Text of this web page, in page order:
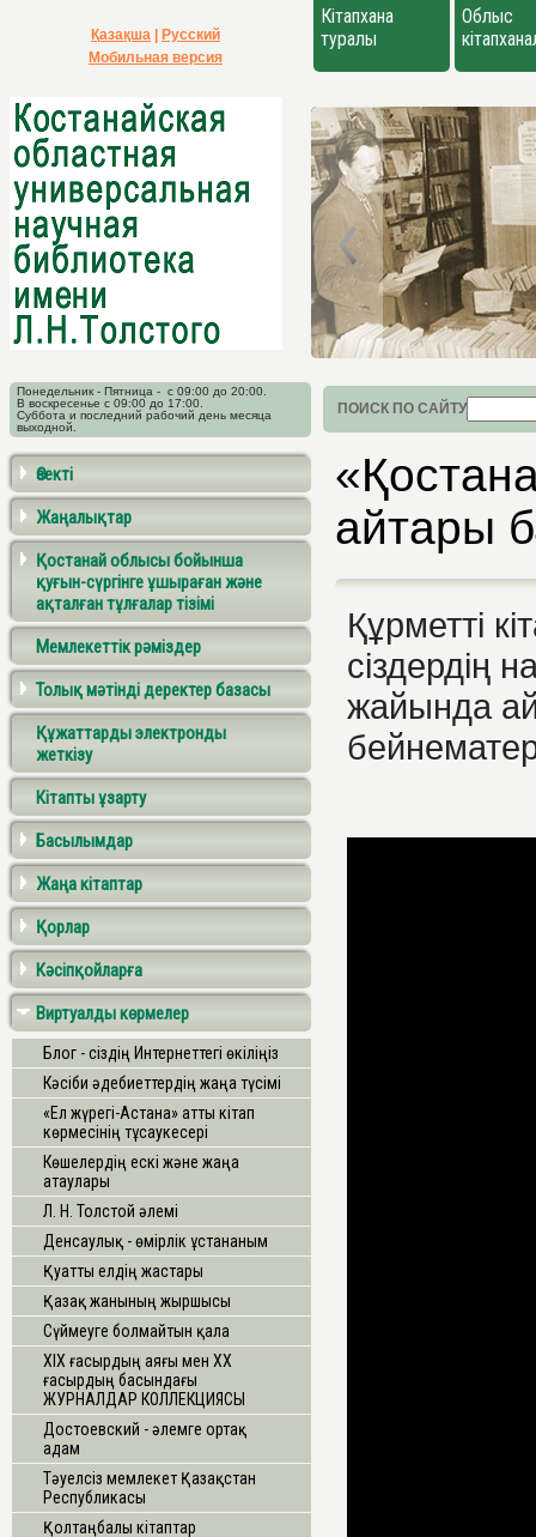
Қазақша
Русский
Мобильная версия
Кітапхана
туралы
Облыс
Понедельник - Пятница - с 09:00 до 20:00.
В воскресенье с 09:00 до 17:00.
Суббота и последний рабочий день месяца
выходной.
ПОИСК ПО САЙТУ
Өзекті
Жаңалықтар
Қостанай облысы бойынша
қуғын-сүргінге ұшыраған және
ақталған тұлғалар тізімі
Мемлекеттік рәміздер
Толық мәтінді деректер базасы
Құжаттарды электронды
жеткізу
Кітапты ұзарту
Басылымдар
Жаңа кітаптар
Қорлар
Кәсіпқойларға
Виртуалды көрмелер
Блог - сіздің Интернеттегі өкіліңіз
Кәсіби әдебиеттердің жаңа түсімі
«Ел жүрегі-Астана» атты кітап
көрмесінің тұсаукесері
Көшелердің ескі және жаңа
атаулары
Л. Н. Толстой әлемі
Денсаулық - өмірлік ұстананым
Қуатты елдің жастары
Қазақ жанының жыршысы
Сүймеуге болмайтын қала
ХІХ ғасырдың аяғы мен ХХ
ғасырдың басындағы
ЖУРНАЛДАР КОЛЛЕКЦИЯСЫ
Достоевский - әлемге ортақ
адам
Тәуелсіз мемлекет Қазақстан
Республикасы
Қолтаңбалы кітаптар
айтары
Құрметті
сіздердің
жайында